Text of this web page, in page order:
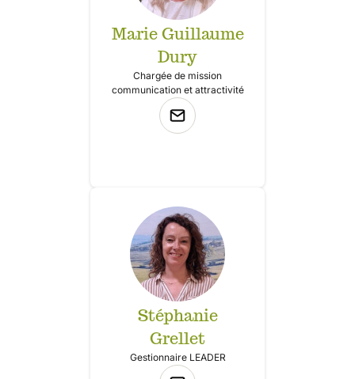
Marie Guillaume
Dury
Chargée de mission
communication et attractivité
Stéphanie
Grellet
Gestionnaire LEADER